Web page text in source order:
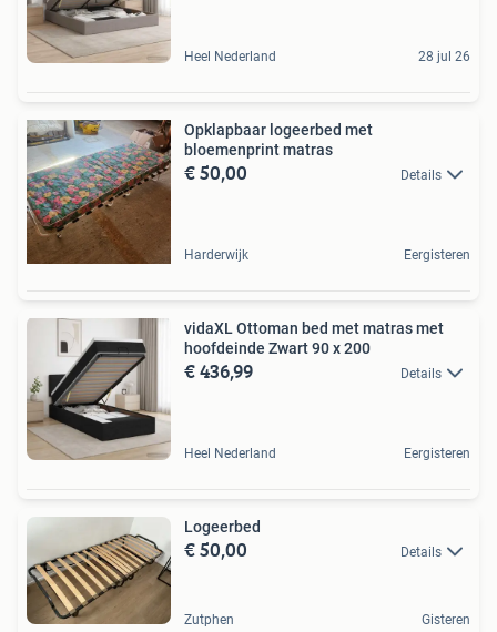
Heel Nederland 28 jul 26
Opklapbaar logeerbed met
bloemenprint matras
€ 50,00 Details
Harderwijk Eergisteren
vidaXL Ottoman bed met matras met
hoofdeinde Zwart 90 x 200
€ 436,99 Details
Heel Nederland Eergisteren
Logeerbed
€ 50,00 Details
Zutphen Gisteren